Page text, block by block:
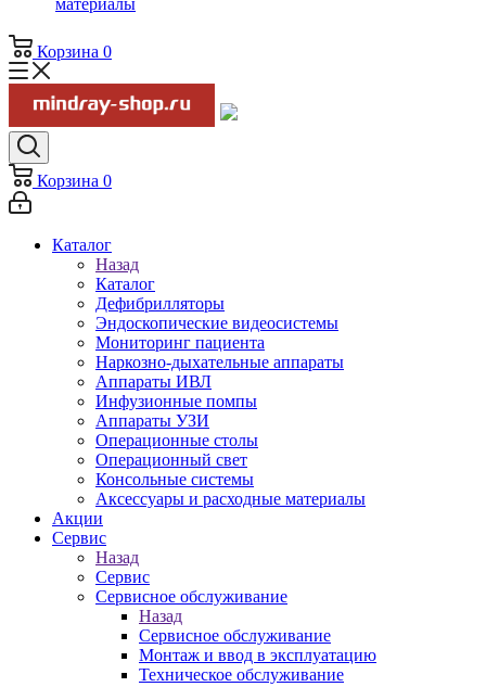
материалы
Корзина 0
Корзина 0
Каталог
Назад
Каталог
Дефибрилляторы
Эндоскопические видеосистемы
Мониторинг пациента
Наркозно-дыхательные аппараты
Аппараты ИВЛ
Инфузионные помпы
Аппараты УЗИ
Операционные столы
Операционный свет
Консольные системы
Аксессуары и расходные материалы
Акции
Сервис
Назад
Сервис
Сервисное обслуживание
Назад
Сервисное обслуживание
Монтаж и ввод в эксплуатацию
Техническое обслуживание